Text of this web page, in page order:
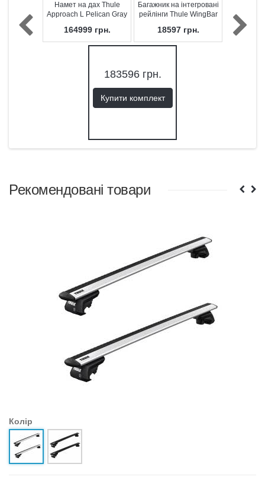
Намет на дах Thule
Approach L Pelican Gray
164999грн.
Багажник на інтегровані
рейлінги Thule WingBar
18597грн.
183596грн.
Купити комплект
Рекомендовані товари
Колір